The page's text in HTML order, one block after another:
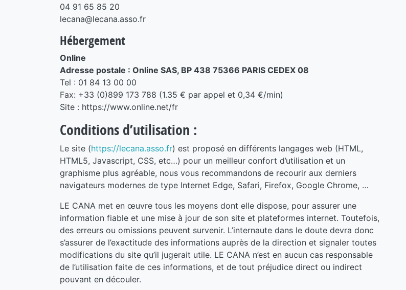
04 91 65 85 20
lecana@lecana.asso.fr
Hébergement
Online
Adresse postale : Online SAS, BP 438 75366 PARIS CEDEX 08
Tel : 01 84 13 00 00
Fax: +33 (0)899 173 788 (1.35 € par appel et 0,34 €/min)
Site : https://www.online.net/fr
Conditions d’utilisation :
Le site (https://lecana.asso.fr) est proposé en différents langages web (HTML,
HTML5, Javascript, CSS, etc…) pour un meilleur confort d’utilisation et un
graphisme plus agréable, nous vous recommandons de recourir aux derniers
navigateurs modernes de type Internet Edge, Safari, Firefox, Google Chrome, …
LE CANA met en œuvre tous les moyens dont elle dispose, pour assurer une
information fiable et une mise à jour de son site et plateformes internet. Toutefois,
des erreurs ou omissions peuvent survenir. L’internaute dans le doute devra donc
s’assurer de l’exactitude des informations auprès de la direction et signaler toutes
modifications du site qu’il jugerait utile. LE CANA n’est en aucun cas responsable
de l’utilisation faite de ces informations, et de tout préjudice direct ou indirect
pouvant en découler.